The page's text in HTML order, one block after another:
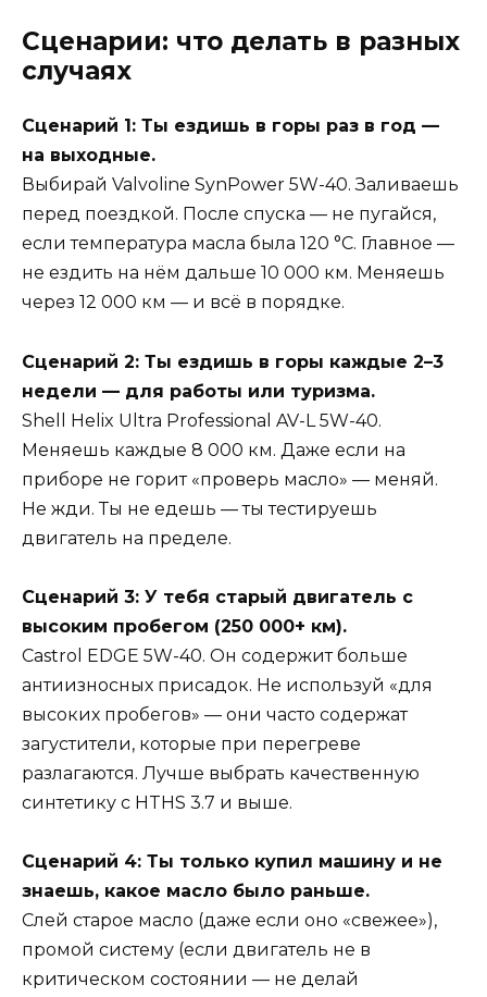
Сценарии: что делать в разных
случаях
Сценарий 1: Ты ездишь в горы раз в год —
на выходные.
Выбирай Valvoline SynPower 5W-40. Заливаешь
перед поездкой. После спуска — не пугайся,
если температура масла была 120 °C. Главное —
не ездить на нём дальше 10 000 км. Меняешь
через 12 000 км — и всё в порядке.
Сценарий 2: Ты ездишь в горы каждые 2–3
недели — для работы или туризма.
Shell Helix Ultra Professional AV-L 5W-40.
Меняешь каждые 8 000 км. Даже если на
приборе не горит «проверь масло» — меняй.
Не жди. Ты не едешь — ты тестируешь
двигатель на пределе.
Сценарий 3: У тебя старый двигатель с
высоким пробегом (250 000+ км).
Castrol EDGE 5W-40. Он содержит больше
антиизносных присадок. Не используй «для
высоких пробегов» — они часто содержат
загустители, которые при перегреве
разлагаются. Лучше выбрать качественную
синтетику с HTHS 3.7 и выше.
Сценарий 4: Ты только купил машину и не
знаешь, какое масло было раньше.
Слей старое масло (даже если оно «свежее»),
промой систему (если двигатель не в
критическом состоянии — не делай